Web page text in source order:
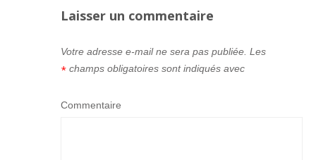
Laisser un commentaire
Votre adresse e-mail ne sera pas publiée. Les
champs obligatoires sont indiqués avec
*
Commentaire